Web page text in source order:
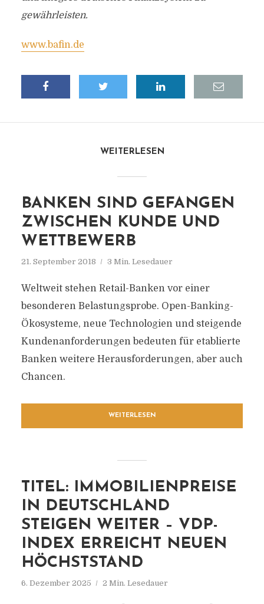
gewährleisten.
www.bafin.de
WEITERLESEN
BANKEN SIND GEFANGEN
ZWISCHEN KUNDE UND
WETTBEWERB
21. September 2018 3 Min. Lesedauer
Weltweit stehen Retail-Banken vor einer
besonderen Belastungsprobe. Open-Banking-
Ökosysteme, neue Technologien und steigende
Kundenanforderungen bedeuten für etablierte
Banken weitere Herausforderungen, aber auch
Chancen.
WEITERLESEN
TITEL: IMMOBILIENPREISE
IN DEUTSCHLAND
STEIGEN WEITER – VDP-
INDEX ERREICHT NEUEN
HÖCHSTSTAND
6. Dezember 2025 2 Min. Lesedauer